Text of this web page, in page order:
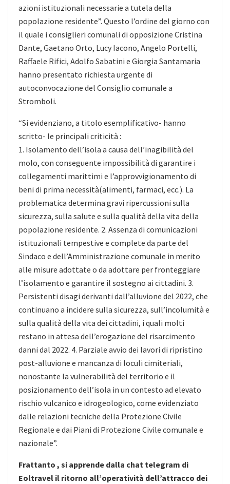
azioni istituzionali necessarie a tutela della
popolazione residente”. Questo l’ordine del giorno con
il quale i consiglieri comunali di opposizione Cristina
Dante, Gaetano Orto, Lucy Iacono, Angelo Portelli,
Raffaele Rifici, Adolfo Sabatini e Giorgia Santamaria
hanno presentato richiesta urgente di
autoconvocazione del Consiglio comunale a
Stromboli.
“Si evidenziano, a titolo esemplificativo- hanno
scritto- le principali criticità :
1. Isolamento dell’isola a causa dell’inagibilità del
molo, con conseguente impossibilità di garantire i
collegamenti marittimi e l’approvvigionamento di
beni di prima necessità(alimenti, farmaci, ecc.). La
problematica determina gravi ripercussioni sulla
sicurezza, sulla salute e sulla qualità della vita della
popolazione residente. 2. Assenza di comunicazioni
istituzionali tempestive e complete da parte del
Sindaco e dell’Amministrazione comunale in merito
alle misure adottate o da adottare per fronteggiare
l’isolamento e garantire il sostegno ai cittadini. 3.
Persistenti disagi derivanti dall’alluvione del 2022, che
continuano a incidere sulla sicurezza, sull’incolumità e
sulla qualità della vita dei cittadini, i quali molti
restano in attesa dell’erogazione del risarcimento
danni dal 2022. 4. Parziale avvio dei lavori di ripristino
post-alluvione e mancanza di loculi cimiteriali,
nonostante la vulnerabilità del territorio e il
posizionamento dell’isola in un contesto ad elevato
rischio vulcanico e idrogeologico, come evidenziato
dalle relazioni tecniche della Protezione Civile
Regionale e dai Piani di Protezione Civile comunale e
nazionale”.
Frattanto , si apprende dalla chat telegram di
Eoltravel il ritorno all’operatività dell’attracco dei